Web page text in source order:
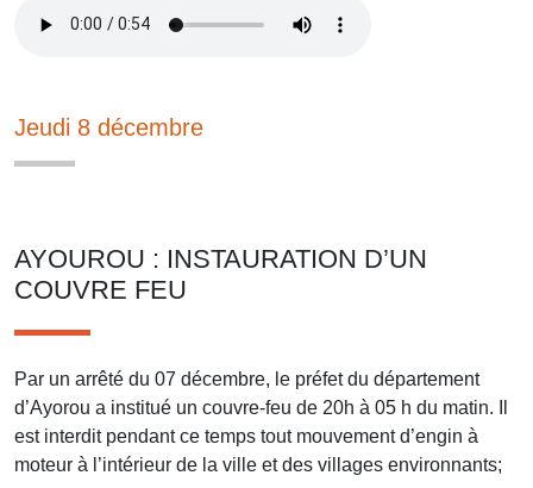
Jeudi 8 décembre
AYOUROU : INSTAURATION D’UN
COUVRE FEU
Par un arrêté du 07 décembre, le préfet du département
d’Ayorou a institué un couvre-feu de 20h à 05 h du matin. Il
est interdit pendant ce temps tout mouvement d’engin à
moteur à l’intérieur de la ville et des villages environnants;